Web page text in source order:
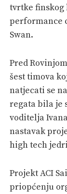
tvrtke
performance
Swan.
Pred
šest timova
natjecati se
regata bila je
voditelja
nastavak
high tech
Projekt ACI
priopćenju